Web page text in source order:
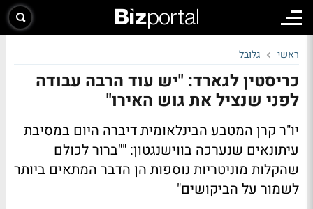
ראשי גלובל
כריסטין לגארד: "יש עוד הרבה עבודה
לפני שנציל את גוש האירו"
יו"ר קרן המטבע הבינלאומית דיברה היום במסיבת
עיתונאים שנערכה בווישנגטון: ""ברור לכולם
שהקלות מוניטריות נוספות הן הדבר המתאים ביותר
לשמור על הביקושים"